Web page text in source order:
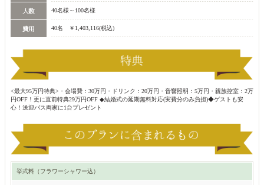
40名様～100名様
40名 ￥1,403,116(税込)
<最大95万円特典>・会場費：30万円・ドリンク：20万円・音響照明：5万円・親族控室：2万
円OFF！更に直前特典29万円OFF ◆結婚式の延期無料対応(実費分のみ負担)◆ゲストも安
心！送迎バス両家に1台プレゼント
挙式料（フラワーシャワー込）